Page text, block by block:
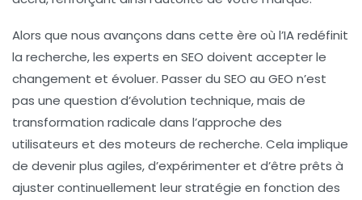
Alors que nous avançons dans cette ère où l’IA redéfinit
la recherche, les experts en SEO doivent accepter le
changement et évoluer. Passer du SEO au GEO n’est
pas une question d’évolution technique, mais de
transformation radicale dans l’approche des
utilisateurs et des moteurs de recherche. Cela implique
de devenir plus agiles, d’expérimenter et d’être prêts à
ajuster continuellement leur stratégie en fonction des